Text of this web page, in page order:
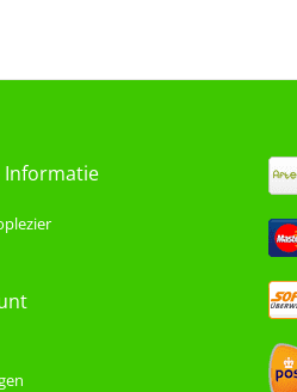
Informatie